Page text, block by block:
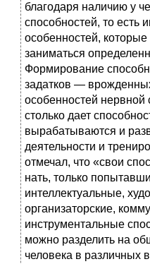
благодаря наличию у
способностей, то есть
особенностей,
заниматься
Формирование
задатков —
особенностей
столько дает
вырабатываются и
деятельности и
отмечал, что «свои
нать, только
интеллектуальные,
организаторские,
инструментальные
можно разделить на
человека в различных